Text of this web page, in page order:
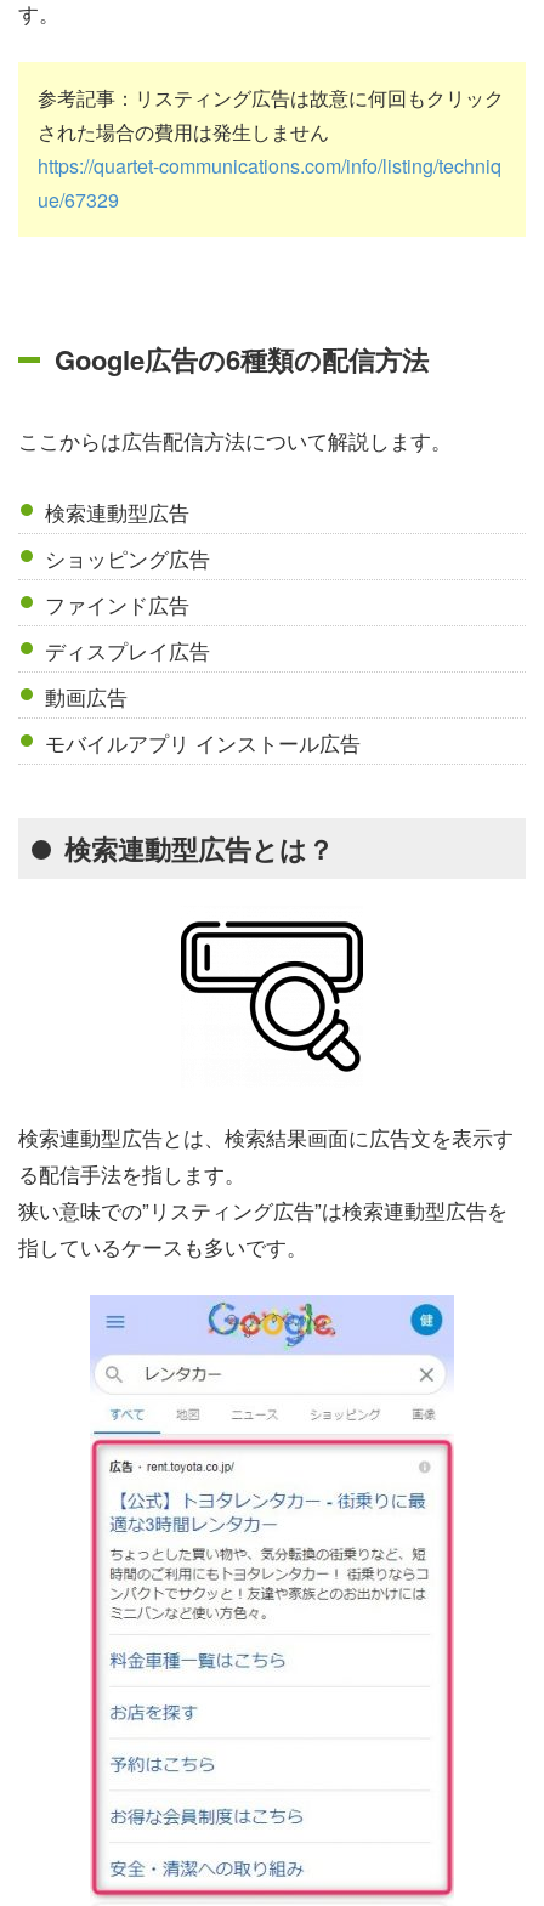
す。
参考記事：リスティング広告は故意に何回もクリック
された場合の費用は発生しません
https://quartet-communications.com/info/listing/techniq
ue/67329
Google広告の6種類の配信方法
ここからは広告配信方法について解説します。
検索連動型広告
ショッピング広告
ファインド広告
ディスプレイ広告
動画広告
モバイルアプリ インストール広告
検索連動型広告とは？
検索連動型広告とは、検索結果画面に広告文を表示す
る配信手法を指します。
狭い意味での”リスティング広告”は検索連動型広告を
指しているケースも多いです。